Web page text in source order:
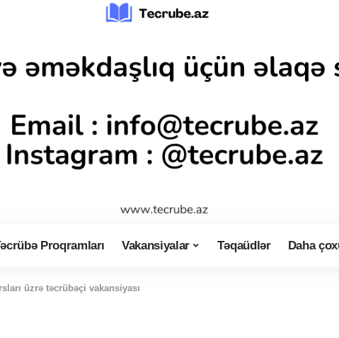
Proqramları Vakansiyalar Təqaüdlər Daha
üzrə təcrübəçi vakansiyası